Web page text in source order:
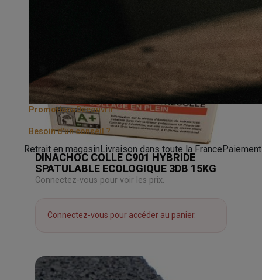
PromotionsDécouvrir
Besoin d'un conseil ?
Retrait en magasin Livraison dans toute la France
DINACHOC COLLE C901 HYBRIDE
SPATULABLE ECOLOGIQUE 3DB 15KG
Connectez-vous pour voir les prix.
Connectez-vous pour accéder au panier.